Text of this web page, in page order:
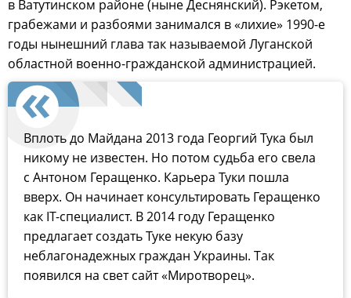
в Ватутинском районе (ныне Деснянский). Рэкетом,
грабежами и разбоями занимался в «лихие» 1990-е
годы нынешний глава так называемой Луганской
областной военно-гражданской администрацией.
Вплоть до Майдана 2013 года Георгий Тука был
никому не известен. Но потом судьба его свела
с Антоном Геращенко. Карьера Туки пошла
вверх. Он начинает консультировать Геращенко
как IT-специалист. В 2014 году Геращенко
предлагает создать Туке некую базу
неблагонадежных граждан Украины. Так
появился на свет сайт «Миротворец».